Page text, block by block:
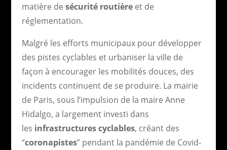
matière de sécurité routièreet de
réglementation.
Malgré les efforts municipaux pour développer
des pistes cyclables et urbaniser la ville de
façon à encourager les mobilités douces, des
incidents continuent de se produire. La mairie
de Paris, sous l’impulsion de la maire Anne
Hidalgo, a largement investi dans
les infrastructures cyclables, créant des
“coronapistes” pendant la pandémie de Covid-